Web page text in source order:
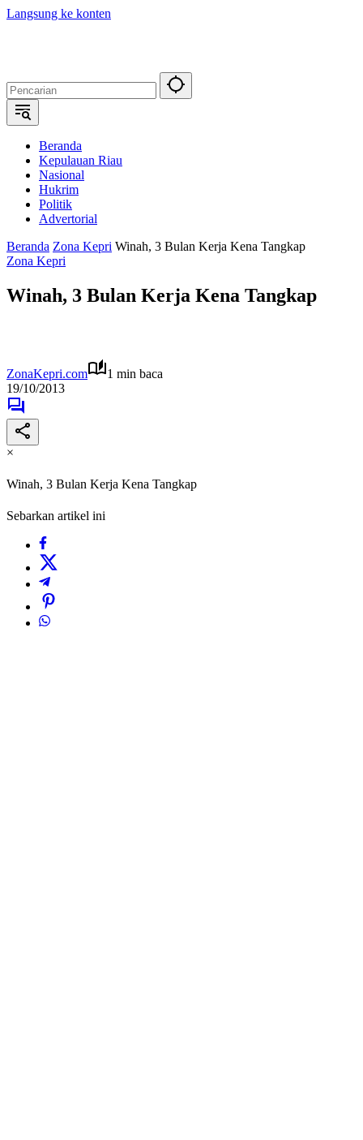
Langsung ke konten
Beranda
Kepulauan Riau
Nasional
Hukrim
Politik
Advertorial
Beranda Zona Kepri Winah, 3 Bulan Kerja Kena Tangkap
Zona Kepri
Winah, 3 Bulan Kerja Kena Tangkap
ZonaKepri.com
1 min baca
19/10/2013
×
Winah, 3 Bulan Kerja Kena Tangkap
Sebarkan artikel ini